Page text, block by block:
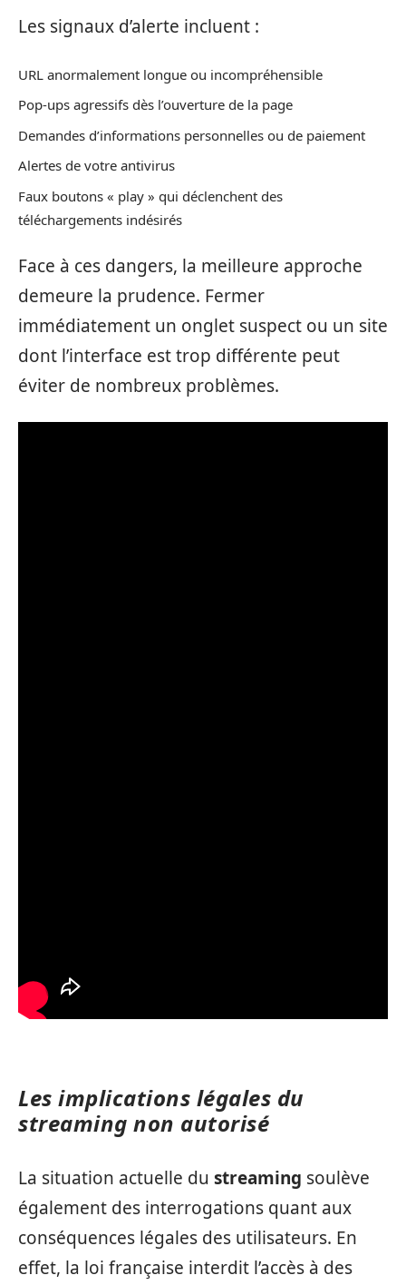
Les signaux d’alerte incluent :
URL anormalement longue ou incompréhensible
Pop-ups agressifs dès l’ouverture de la page
Demandes d’informations personnelles ou de paiement
Alertes de votre antivirus
Faux boutons « play » qui déclenchent des
téléchargements indésirés
Face à ces dangers, la meilleure approche
demeure la prudence. Fermer
immédiatement un onglet suspect ou un site
dont l’interface est trop différente peut
éviter de nombreux problèmes.
Les implications légales du
streaming non autorisé
La situation actuelle du streaming soulève
également des interrogations quant aux
conséquences légales des utilisateurs. En
effet, la loi française interdit l’accès à des